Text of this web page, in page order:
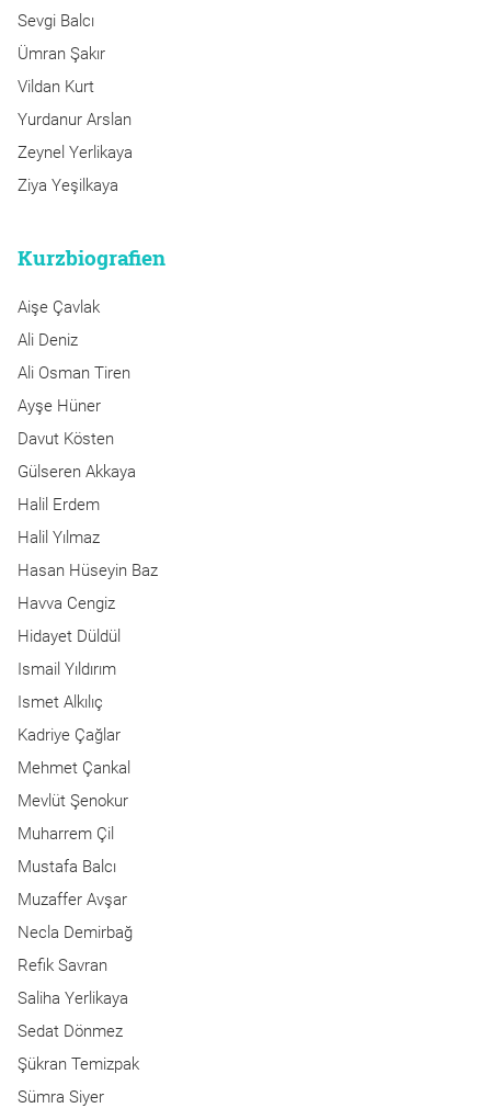
Sevgi Balcı
Ümran Şakır
Vildan Kurt
Yurdanur Arslan
Zeynel Yerlikaya
Ziya Yeşilkaya
Kurzbiografien
Aişe Çavlak
Ali Deniz
Ali Osman Tiren
Ayşe Hüner
Davut Kösten
Gülseren Akkaya
Halil Erdem
Halil Yılmaz
Hasan Hüseyin Baz
Havva Cengiz
Hidayet Düldül
Ismail Yıldırım
Ismet Alkılıç
Kadriye Çağlar
Mehmet Çankal
Mevlüt Şenokur
Muharrem Çil
Mustafa Balcı
Muzaffer Avşar
Necla Demirbağ
Refik Savran
Saliha Yerlikaya
Sedat Dönmez
Şükran Temizpak
Sümra Siyer